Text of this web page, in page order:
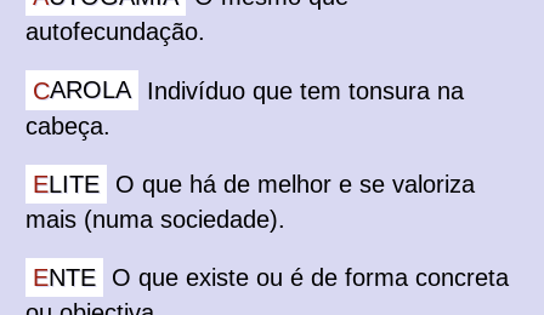
autofecundação.
CAROLA
Indivíduo que tem tonsura na
cabeça.
ELITE
O que há de melhor e se valoriza
mais (numa sociedade).
ENTE
O que existe ou é de forma concreta